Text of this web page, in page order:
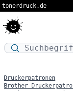
tonerdruck.de
Druckermodell
Druckerpatronen
Brother